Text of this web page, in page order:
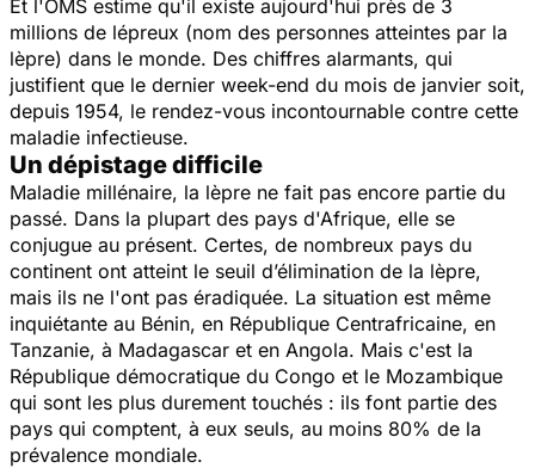
Et l'OMS estime qu'il existe aujourd'hui près de 3
millions de lépreux (nom des personnes atteintes par la
lèpre) dans le monde. Des chiffres alarmants, qui
justifient que le dernier week-end du mois de janvier soit,
depuis 1954, le rendez-vous incontournable contre cette
maladie infectieuse.
Un dépistage difficile
Maladie millénaire, la lèpre ne fait pas encore partie du
passé. Dans la plupart des pays d'Afrique, elle se
conjugue au présent. Certes, de nombreux pays du
continent ont atteint le seuil d’élimination de la lèpre,
mais ils ne l'ont pas éradiquée. La situation est même
inquiétante au Bénin, en République Centrafricaine, en
Tanzanie, à Madagascar et en Angola. Mais c'est la
République démocratique du Congo et le Mozambique
qui sont les plus durement touchés : ils font partie des
pays qui comptent, à eux seuls, au moins 80% de la
prévalence mondiale.